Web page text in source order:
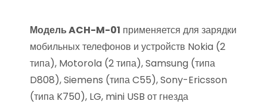
Модель ACH-M-01 применяется для зарядки
мобильных телефонов и устройств Nokia (2
типа), Motorola (2 типа), Samsung (типа
D808), Siemens (типа C55), Sony-Ericsson
(типа K750), LG, mini USB от гнезда